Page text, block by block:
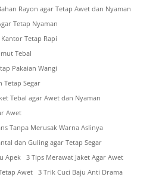
Rayon agar Tetap Awet dan Nyaman
Tetap Nyaman
Tetap Rapi
Tebal
Pakaian Wangi
Tetap Segar
Tebal agar Awet dan Nyaman
Awet
Tanpa Merusak Warna Aslinya
dan Guling agar Tetap Segar
Apek
3 Tips Merawat Jaket Agar Awet
Awet
3 Trik Cuci Baju Anti Drama